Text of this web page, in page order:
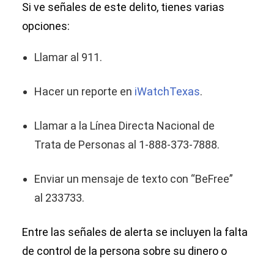
Si ve señales de este delito, tienes varias
opciones:
Llamar al 911.
Hacer un reporte en iWatchTexas.
Llamar a la Línea Directa Nacional de
Trata de Personas al 1-888-373-7888.
Enviar un mensaje de texto con “BeFree”
al 233733.
Entre las señales de alerta se incluyen la falta
de control de la persona sobre su dinero o